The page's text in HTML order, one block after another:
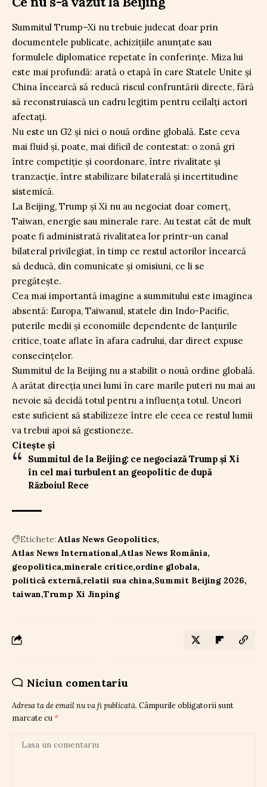
Summitul Trump–Xi nu trebuie judecat doar prin
documentele publicate, achizițiile anunțate sau
formulele diplomatice repetate în conferințe. Miza lui
este mai profundă: arată o etapă în care Statele Unite și
China încearcă să reducă riscul confruntării directe, fără
să reconstruiască un cadru legitim pentru ceilalți actori
afectați.
Nu este un G2 și nici o nouă ordine globală. Este ceva
mai fluid și, poate, mai dificil de contestat: o zonă gri
între competiție și coordonare, între rivalitate și
tranzacție, între stabilizare bilaterală și incertitudine
sistemică.
La Beijing, Trump și Xi nu au negociat doar comerț,
Taiwan, energie sau minerale rare. Au testat cât de mult
poate fi administrată rivalitatea lor printr-un canal
bilateral privilegiat, în timp ce restul actorilor încearcă
să deducă, din comunicate și omisiuni, ce li se
pregătește.
Cea mai importantă imagine a summitului este imaginea
absentă: Europa, Taiwanul, statele din Indo-Pacific,
puterile medii și economiile dependente de lanțurile
critice, toate aflate în afara cadrului, dar direct expuse
consecințelor.
Summitul de la Beijing nu a stabilit o nouă ordine globală.
A arătat direcția unei lumi în care marile puteri nu mai au
nevoie să decidă totul pentru a influența totul. Uneori
este suficient să stabilizeze între ele ceea ce restul lumii
va trebui apoi să gestioneze.
Citește și
Summitul de la Beijing: ce negociază Trump și Xi
în cel mai turbulent an geopolitic de după
Războiul Rece
Etichete: Atlas News Geopolitics
Atlas News International Atlas News România
geopolitica minerale critice ordine globala
politică externă relatii sua china Summit Beijing 2026
taiwan Trump Xi Jinping
Niciun comentariu
Adresa ta de email nu va fi publicată. Câmpurile obligatorii sunt
marcate cu *